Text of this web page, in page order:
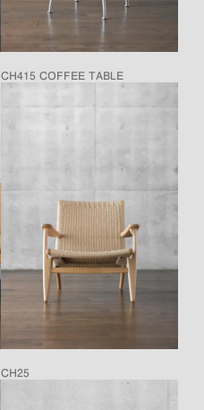
CH415 COFFEE TABLE
CH25